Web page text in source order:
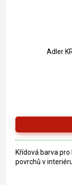
Adler
Křídová barva
povrchů v